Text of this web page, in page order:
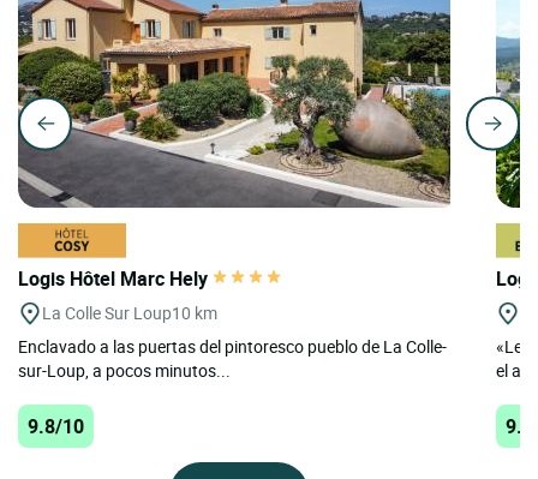
Logis Hôtel Marc Hely
La Colle Sur Loup10 km
Enclavado a las puertas del pintoresco pueblo de La Colle-
sur-Loup, a pocos minutos...
9.8/10
«Le
el